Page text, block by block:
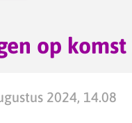
op
2024, 14.08